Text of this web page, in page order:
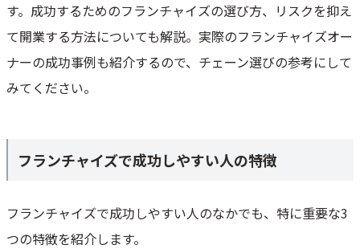
フランチャイズで成功したオーナーの事例
自らの経験をきっかけに結婚相談所を始めたオーナー
雇われ店長から4店舗のオーナーに転身したオーナー
フランチャイズで成功するためには主体性と行動力が大切
す。成功するためのフランチャイズの選び方、リスクを抑え
て開業する方法についても解説。実際のフランチャイズオー
ナーの成功事例も紹介するので、チェーン選びの参考にして
みてください。
フランチャイズで成功しやすい人の特徴
フランチャイズで成功しやすい人のなかでも、特に重要な3
つの特徴を紹介します。